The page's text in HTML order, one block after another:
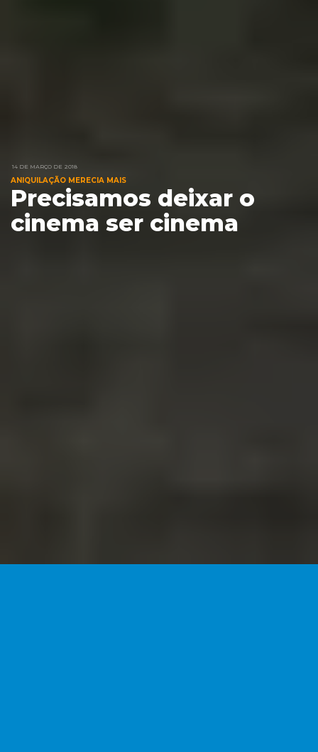
14 DE MARÇO DE 2018
ANIQUILAÇÃO MERECIA MAIS
Precisamos deixar o
cinema ser cinema